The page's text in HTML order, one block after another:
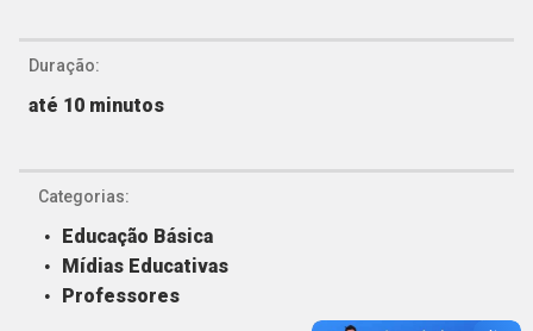
Duração:
até 10 minutos
Categorias:
Educação Básica
Mídias Educativas
Professores